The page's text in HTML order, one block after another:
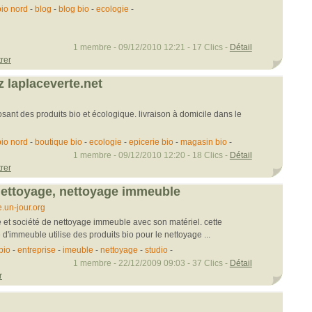
nord - blog - blog bio- ecologie -
1 membre - 09/12/2010 12:21 - 17 Clics - Détail
laplaceverte.net
des produits bio et écologique. livraison à domicile dans le
nord - boutique bio- ecologie - epicerie bio- magasin bio-
1 membre - 09/12/2010 12:20 - 18 Clics - Détail
nettoyage immeuble
jour.org
société de nettoyage immeuble avec son matériel. cette
utilise des produits bio pour le nettoyage ...
- entreprise - imeuble - nettoyage - studio-
1 membre - 22/12/2009 09:03 - 37 Clics - Détail